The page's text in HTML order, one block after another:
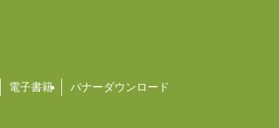
電子書籍 バナーダウンロード